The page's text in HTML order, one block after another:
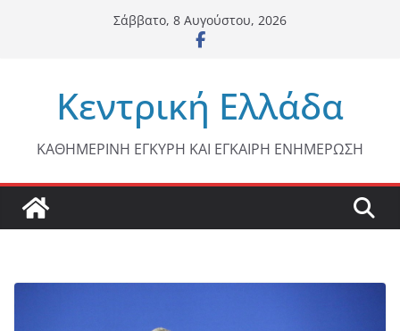
Σάββατο, 8 Αυγούστου, 2026
Κεντρική Ελλάδα
ΚΑΘΗΜΕΡΙΝΗ ΕΓΚΥΡΗ ΚΑΙ ΕΓΚΑΙΡΗ ΕΝΗΜΕΡΩΣΗ